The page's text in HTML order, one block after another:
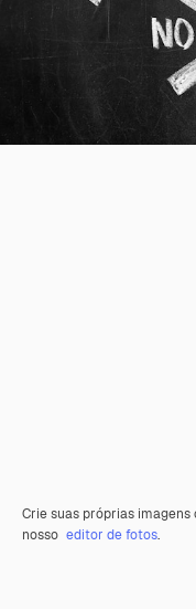
Crie suas próprias imagens
nosso editor de fotos.